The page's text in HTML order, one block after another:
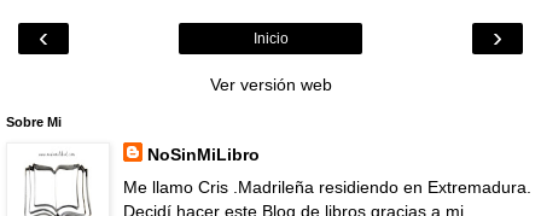
‹ ›
Inicio
Ver versión web
Sobre Mi
NoSinMiLibro
Me llamo Cris .Madrileña residiendo en Extremadura.
Decidí hacer este Blog de libros gracias a mi